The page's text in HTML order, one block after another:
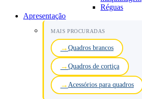
Réguas
Apresentação
MAIS PROCURADAS
Quadros brancos
Quadros de cortiça
Acessórios para quadros